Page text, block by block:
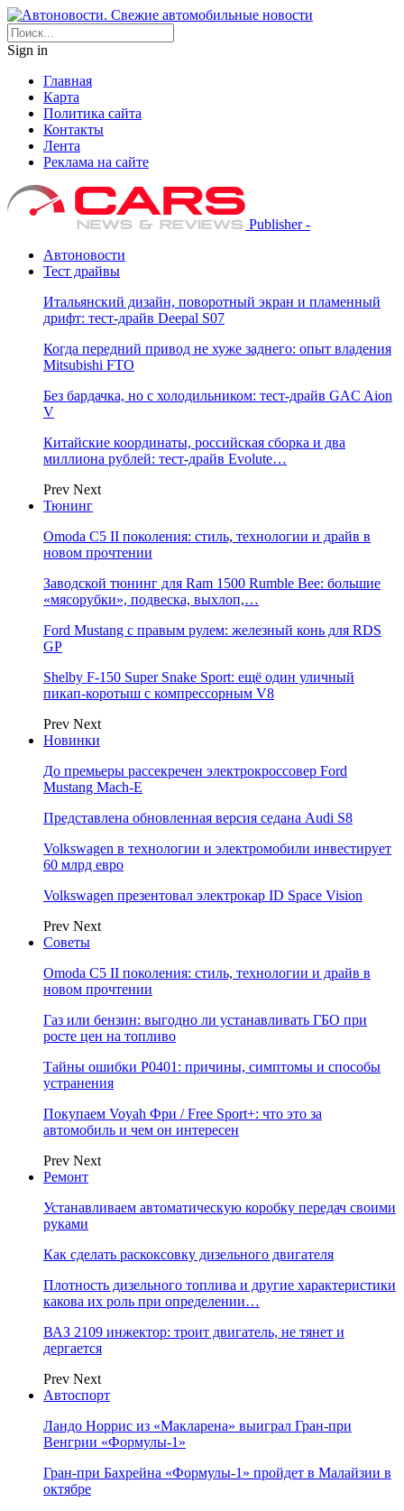
Sign in
Главная
Карта
Политика сайта
Контакты
Лента
Реклама на сайте
Publisher -
Автоновости
Тест драйвы
Итальянский дизайн, поворотный экран и пламенный
дрифт: тест-драйв Deepal S07
Когда передний привод не хуже заднего: опыт владения
Mitsubishi FTO
Без бардачка, но с холодильником: тест-драйв GAC Aion
V
Китайские координаты, российская сборка и два
миллиона рублей: тест-драйв Evolute…
Prev Next
Тюнинг
Omoda C5 II поколения: стиль, технологии и драйв в
новом прочтении
Заводской тюнинг для Ram 1500 Rumble Bee: большие
«мясорубки», подвеска, выхлоп,…
Ford Mustang с правым рулем: железный конь для RDS
GP
Shelby F-150 Super Snake Sport: ещё один уличный
пикап-коротыш с компрессорным V8
Prev Next
Новинки
До премьеры рассекречен электрокроссовер Ford
Mustang Mach-E
Представлена обновленная версия седана Audi S8
Volkswagen в технологии и электромобили инвестирует
60 млрд евро
Volkswagen презентовал электрокар ID Space Vision
Prev Next
Советы
Omoda C5 II поколения: стиль, технологии и драйв в
новом прочтении
Газ или бензин: выгодно ли устанавливать ГБО при
росте цен на топливо
Тайны ошибки P0401: причины, симптомы и способы
устранения
Покупаем Voyah Фри / Free Sport+: что это за
автомобиль и чем он интересен
Prev Next
Ремонт
Устанавливаем автоматическую коробку передач своими
руками
Как сделать раскоксовку дизельного двигателя
Плотность дизельного топлива и другие характеристики
какова их роль при определении…
ВАЗ 2109 инжектор: троит двигатель, не тянет и
дергается
Prev Next
Автоспорт
Ландо Норрис из «Макларена» выиграл Гран‑при
Венгрии «Формулы‑1»
Гран‑при Бахрейна «Формулы‑1» пройдет в Малайзии в
октябре